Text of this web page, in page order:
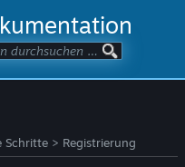
Schritte > Registrierung